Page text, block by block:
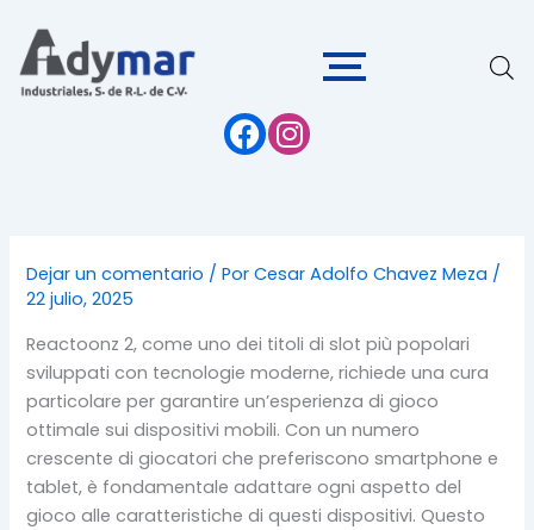
contenido
Dejar un comentario / PorCesar Adolfo Chavez Meza /
22 julio, 2025
Reactoonz 2, come uno dei titoli di slot più popolari
sviluppati con tecnologie moderne, richiede una cura
particolare per garantire un’esperienza di gioco
ottimale sui dispositivi mobili. Con un numero
crescente di giocatori che preferiscono smartphone e
tablet, è fondamentale adattare ogni aspetto del
gioco alle caratteristiche di questi dispositivi. Questo